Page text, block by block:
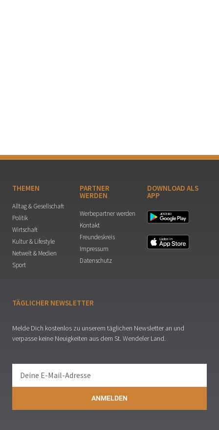
THEMEN
Alltag & Gesellschaft
Politik
Wirtschaft
Kultur & Lifestyle
Netwelt & Medien
Sport
PARTNER
WERDEN
Werbepartner werden
Kontakt
Freundeskreis
Impressum
Datenschutz
DOWNLOAD ALS
APP
TÄGLICHER NEWSLETTER
Melde Dich kostenlos zu unserem täglichen Newsletter an und
verpasse keine Neuigkeiten aus dem St. Wendeler Land.
ANMELDEN